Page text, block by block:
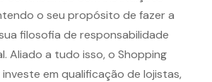
o seu propósito de fazer a
filosofia de responsabilidade
Aliado a tudo isso, o Shopping
em qualificação de lojistas,